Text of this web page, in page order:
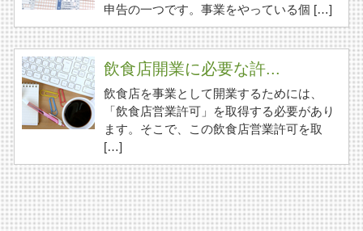
申告の一つです。事業をやっている個 […]
飲食店開業に必要な許...
飲食店を事業として開業するためには、
「飲食店営業許可」を取得する必要があり
ます。そこで、この飲食店営業許可を取
[…]